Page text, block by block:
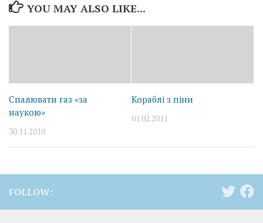
YOU MAY ALSO LIKE...
Спалювати газ «за
наукою»
30.11.2010
Кораблі з піни
01.02.2011
FOLLOW: